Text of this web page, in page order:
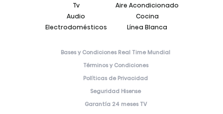
Tv
Aire Acondicionado
Audio
Cocina
Electrodomésticos
Línea Blanca
Bases y Condiciones Real Time Mundial
Términos y Condiciones
Políticas de Privacidad
Seguridad Hisense
Garantía 24 meses TV